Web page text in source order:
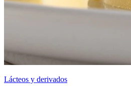
Lácteos y derivados